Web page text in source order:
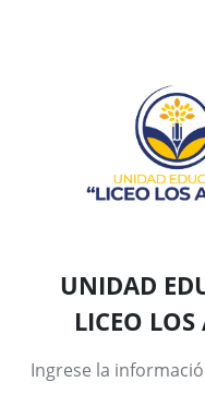
UNIDAD
LICEO LOS
Ingrese la